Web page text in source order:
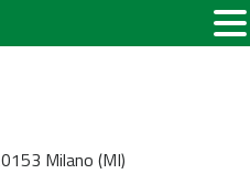
Milano (MI)